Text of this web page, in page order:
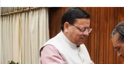
d
n
m